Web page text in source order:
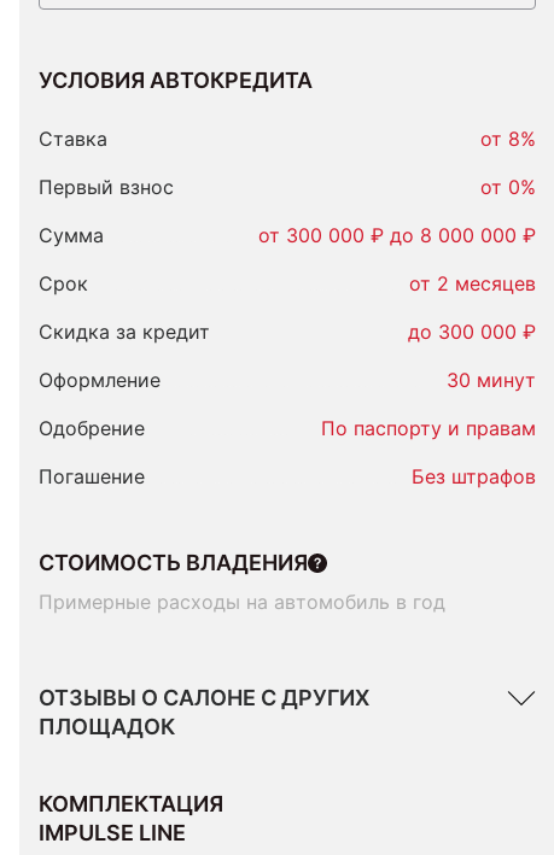
УСЛОВИЯ АВТОКРЕДИТА
Ставка
от 8%
Первый взнос
от 0%
Сумма
от 300 000 ₽ до 8 000 000 ₽
Срок
от 2 месяцев
Скидка за кредит
до 300 000 ₽
Оформление
30 минут
Одобрение
По паспорту и правам
Погашение
Без штрафов
СТОИМОСТЬ ВЛАДЕНИЯ
Примерные расходы на автомобиль в год
ОТЗЫВЫ О САЛОНЕ С ДРУГИХ
ПЛОЩАДОК
КОМПЛЕКТАЦИЯ
IMPULSE LINE